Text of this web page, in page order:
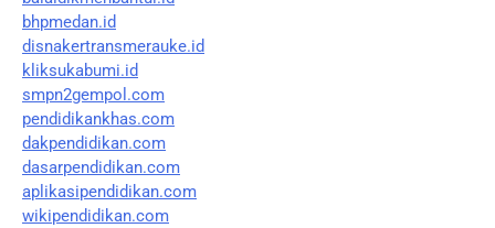
bhpmedan.id
disnakertransmerauke.id
kliksukabumi.id
smpn2gempol.com
pendidikankhas.com
dakpendidikan.com
dasarpendidikan.com
aplikasipendidikan.com
wikipendidikan.com